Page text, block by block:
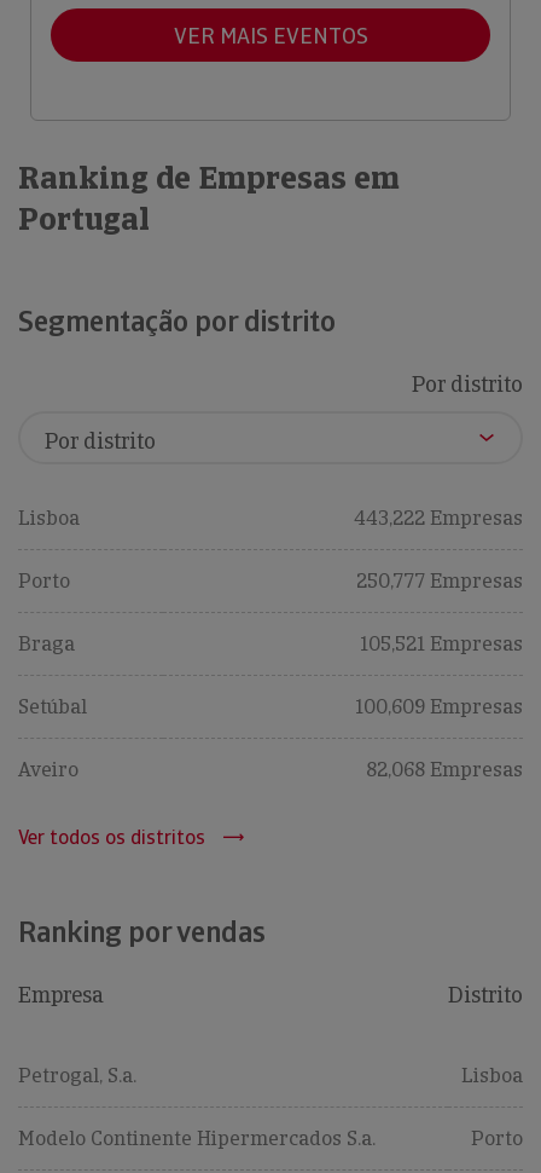
VER MAIS EVENTOS
Ranking de Empresas em
Portugal
Segmentação por distrito
Por distrito
Lisboa 443,222 Empresas
Porto 250,777 Empresas
Braga 105,521 Empresas
Setúbal 100,609 Empresas
Aveiro 82,068 Empresas
Ver todos os distritos
Ranking por vendas
Empresa Distrito
Petrogal, S.a. Lisboa
Modelo Continente Hipermercados S.a. Porto